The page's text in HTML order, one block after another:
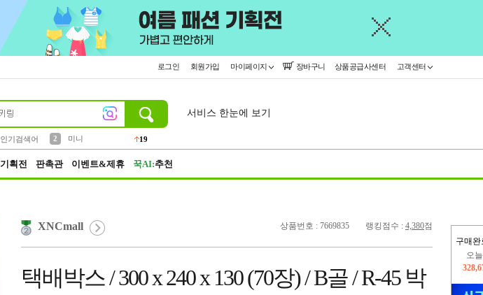
로그인 회원가입 마이페이지 장바구니 상품공급사센터 고객센터
인기검색어
2
3
키링 19
서비스 한눈에 보기
기획전 판촉관 이벤트&제휴 꾹AI:추천
구매완
오
상품번호 : 7669835 랭킹점수 : 4,380점
XNCmall
택배박스 / 300 x 240 x 130 (70장) / B골 / R-45 박